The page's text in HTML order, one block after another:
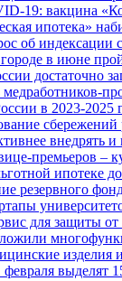
19: вакцина
ипотека»
об
в июне
достаточно
в 2023-2025
внедрять и
премьеров –
ипотеке
резервного
для защиты
выделят